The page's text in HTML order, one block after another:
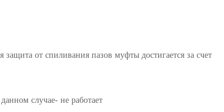
от спиливания пазов муфты достигается за счет
случае- не работает